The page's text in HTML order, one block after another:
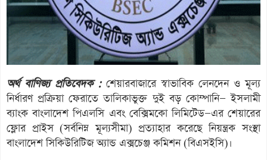
অর্থ বাণিজ্য প্রতিবেদক :শেয়ারবাজারে স্বাভাবিক লেনদেন ও মূল্য
নির্ধারণ প্রক্রিয়া ফেরাতে তালিকাভুক্ত দুই বড় কোম্পানি— ইসলামী
ব্যাংক বাংলাদেশ পিএলসি এবং বেক্সিমকো লিমিটেড—এর শেয়ারের
ফ্লোর প্রাইস (সর্বনিম্ন মূল্যসীমা) প্রত্যাহার করেছে নিয়ন্ত্রক সংস্থা
বাংলাদেশ সিকিউরিটিজ অ্যান্ড এক্সচেঞ্জ কমিশন (বিএসইসি)।